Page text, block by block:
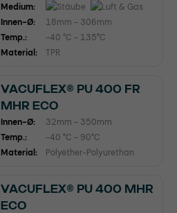
Medium:
Innen-Ø:
18mm - 306mm
Temp.:
-40 °C - 135°C
Material:
TPR
VACUFLEX® PU 400 FR
MHR ECO
Innen-Ø:
32mm - 350mm
Temp.:
-40 °C - 90°C
Material:
Polyether-Polyurethan
VACUFLEX® PU 400 MHR
ECO